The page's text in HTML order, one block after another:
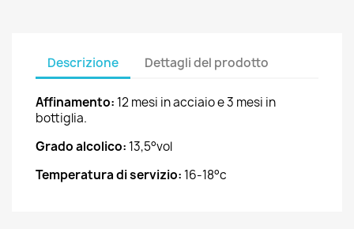
Descrizione Dettagli del prodotto
Affinamento: 12 mesi in acciaio e 3 mesi in
bottiglia.
Grado alcolico: 13,5°vol
Temperatura di servizio: 16-18°c